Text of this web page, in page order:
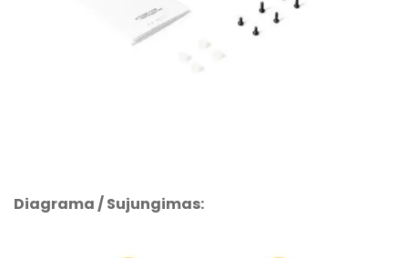
Diagrama / Sujungimas: